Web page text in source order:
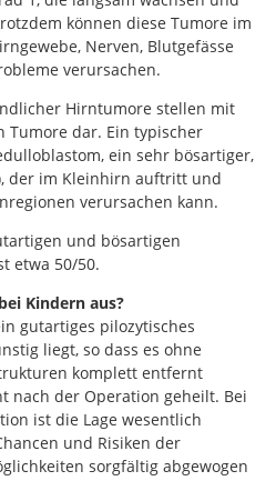
können diese Tumore im
Nerven, Blutgefässe
verursachen.
Hirntumore stellen mit
Tumore dar. Ein typischer
ein sehr bösartiger,
der im Kleinhirn auftritt und
verursachen kann.
und bösartigen
etwa 50/50.
Kindern aus?
gutartiges pilozytisches
liegt, so dass es ohne
komplett entfernt
nach der Operation geheilt. Bei
ist die Lage wesentlich
und Risiken der
sorgfältig abgewogen